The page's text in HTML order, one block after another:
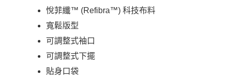
悅菲纖™ (Refibra™) 科技布料
寬鬆版型
可調整式袖口
可調整式下擺
貼身口袋